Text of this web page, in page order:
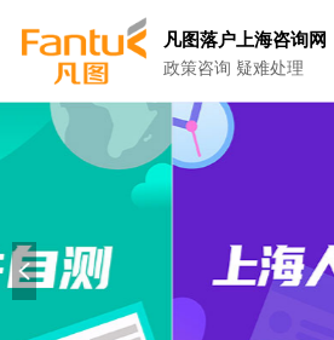
凡图落户上海咨询网
政策咨询 疑难处理